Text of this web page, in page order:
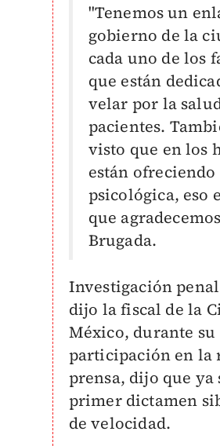
"Tenemos un
gobierno de la
cada uno de los
que están
velar por la
pacientes.
visto que en los
están ofreciendo
psicológica, eso
que
Brugada.
Investigación
dijo la fiscal de la
México, durante su
participación en la
prensa, dijo que ya
primer dictamen
de velocidad.